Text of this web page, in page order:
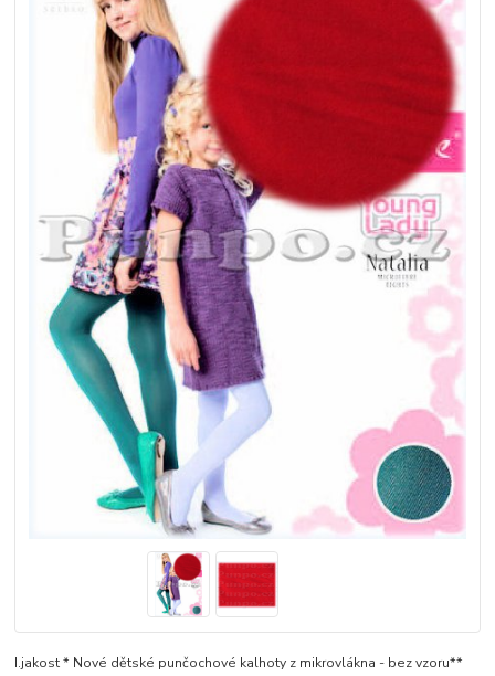
I.jakost * Nové dětské punčochové kalhoty z mikrovlákna - bez vzoru**